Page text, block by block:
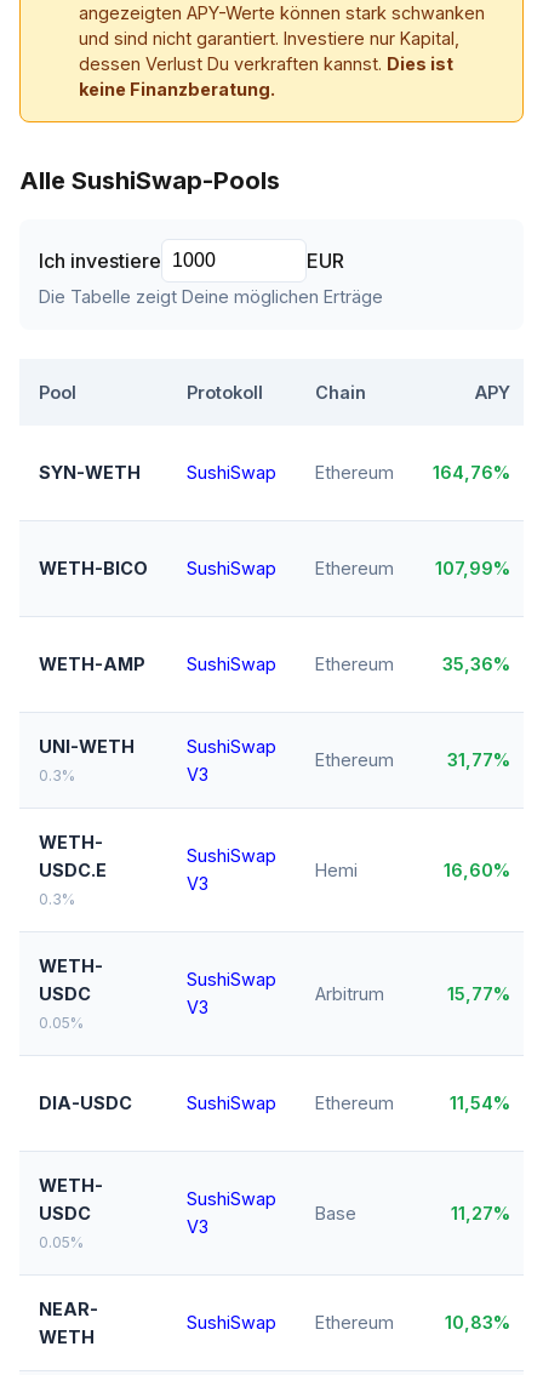
angezeigten APY-Werte können stark schwanken
und sind nicht garantiert. Investiere nur Kapital,
dessen Verlust Du verkraften kannst. Dies ist
keine Finanzberatung.
Alle SushiSwap-Pools
Ich investiere EUR
Die Tabelle zeigt Deine möglichen Erträge
Pool Protokoll Chain APY
SYN-WETH SushiSwap Ethereum 164,76%
WETH-BICO SushiSwap Ethereum 107,99%
WETH-AMP SushiSwap Ethereum 35,36%
UNI-WETH
0.3%
SushiSwap
V3
Ethereum 31,77%
WETH-
USDC.E
0.3%
SushiSwap
V3
Hemi 16,60%
WETH-
USDC
0.05%
SushiSwap
V3
Arbitrum 15,77%
DIA-USDC SushiSwap Ethereum 11,54%
WETH-
USDC
0.05%
SushiSwap
V3
Base 11,27%
NEAR-
WETH
SushiSwap Ethereum 10,83%